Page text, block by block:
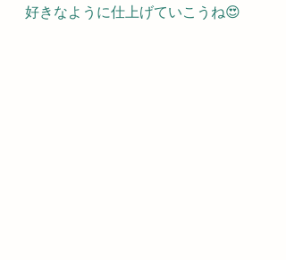
好きなように仕上げていこうね😍